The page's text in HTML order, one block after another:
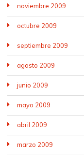
noviembre 2009
octubre 2009
septiembre 2009
agosto 2009
junio 2009
mayo 2009
abril 2009
marzo 2009